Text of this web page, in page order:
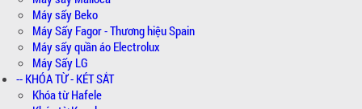
Máy sấy Beko
Máy Sấy Fagor - Thương hiệu Spain
Máy sấy quần áo Electrolux
Máy Sấy LG
-- KHÓA TỪ - KÉT SẮT
Khóa từ Hafele